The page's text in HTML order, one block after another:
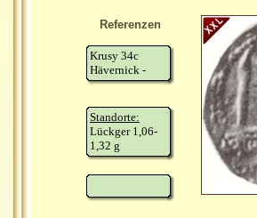
Referenzen
Krusy 34c
Hävernick -
Standorte:
Lückger 1,06-
1,32 g